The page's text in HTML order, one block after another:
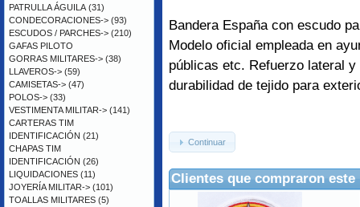
Bandera España con escudo
Modelo oficial empleada en
públicas etc. Refuerzo lateral
durabilidad de tejido para
Continuar
Clientes que compraron
PATRULLA ÁGUILA (31)
CONDECORACIONES-> (93)
ESCUDOS / PARCHES-> (210)
GAFAS PILOTO
GORRAS MILITARES-> (38)
LLAVEROS-> (59)
CAMISETAS-> (47)
POLOS-> (33)
VESTIMENTA MILITAR-> (141)
CARTERAS TIM
IDENTIFICACIÓN (21)
CHAPAS TIM
IDENTIFICACIÓN (26)
LIQUIDACIONES (11)
JOYERÍA MILITAR-> (101)
TOALLAS MILITARES (5)